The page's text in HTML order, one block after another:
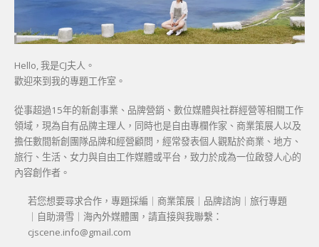
Hello, 我是CJ夫人。
歡迎來到我的專題工作室。
從事超過15年的新創事業、品牌營銷、數位媒體與社群經營等相關工作
領域，現為自有品牌主理人，同時也是自由專欄作家、商業策展人以及
擔任數間新創團隊品牌和經營顧問，經常發表個人觀點於商業、地方、
旅行、生活、女力與自由工作媒體或平台，致力於成為一位啟發人心的
內容創作者。
若您想要尋求合作，專題採編｜商業策展｜品牌諮詢｜旅行專題
｜自助滑雪｜海內外媒體團，請直接與我聯繫：
cjscene.info@gmail.com